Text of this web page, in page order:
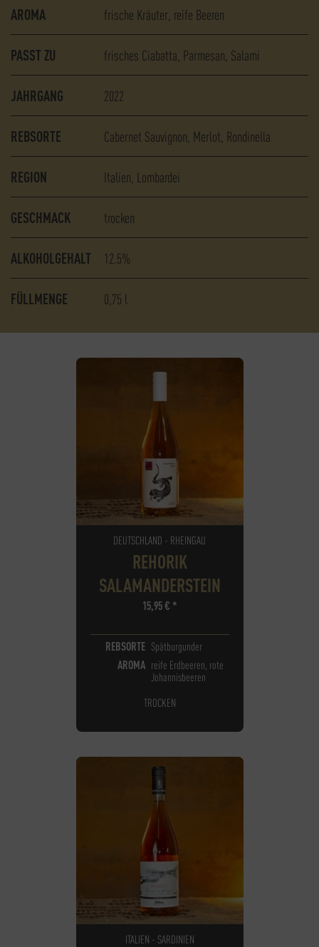
AROMA frische Kräuter reife Beeren
PASST ZU frisches Ciabatta Parmesan Salami
JAHRGANG 2022
REBSORTE Cabernet Sauvignon Merlot Rondinella
REGION Italien, Lombardei
GESCHMACK trocken
ALKOHOLGEHALT 12.5%
FÜLLMENGE 0,75 l
DEUTSCHLAND - RHEINGAU
REHORIK
SALAMANDERSTEIN
15,95€ *
REBSORTE Spätburgunder
AROMA reife Erdbeeren, rote
Johannisbeeren
TROCKEN
ITALIEN - SARDINIEN